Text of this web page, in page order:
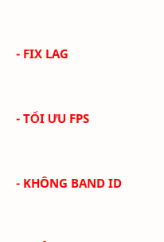
- FIX LAG
- TỐI ƯU FPS
- KHÔNG BAND ID